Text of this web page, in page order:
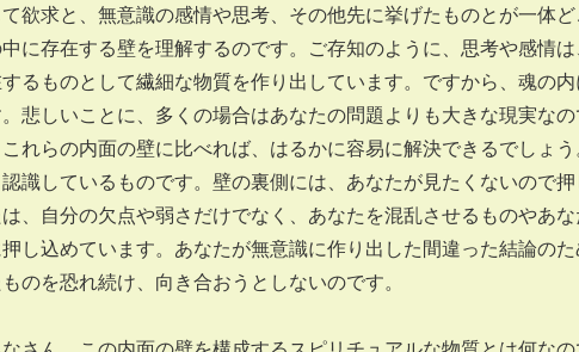
欲求と、無意識の感情や思考、その他先に挙げたものとが一体
に存在する壁を理解するのです。ご存知のように、思考や感情
るものとして繊細な物質を作り出しています。ですから、魂の
悲しいことに、多くの場合はあなたの問題よりも大きな現実な
れらの内面の壁に比べれば、はるかに容易に解決できるでしょ
識しているものです。壁の裏側には、あなたが見たくないので
、自分の欠点や弱さだけでなく、あなたを混乱させるものやあ
し込めています。あなたが無意識に作り出した間違った結論の
のを恐れ続け、向き合おうとしないのです。